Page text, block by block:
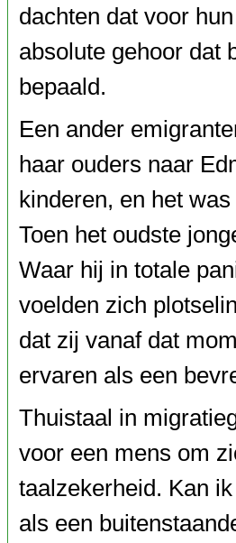
dachten dat voor
absolute gehoor dat
bepaald.
Een ander
haar ouders naar
kinderen, en het
Toen het oudste
Waar hij in totale
voelden zich
dat zij vanaf dat
ervaren als een
Thuistaal in
voor een mens om
taalzekerheid. Kan
als een